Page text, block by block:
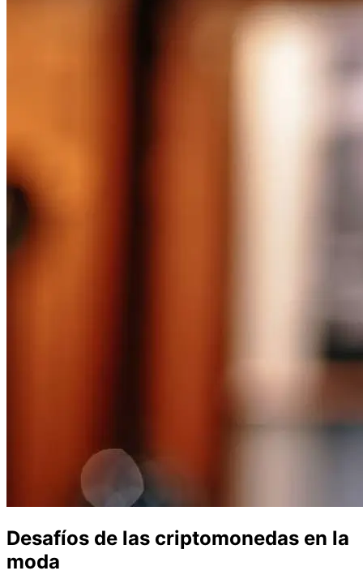
Desafíos de las criptomonedas en la
moda